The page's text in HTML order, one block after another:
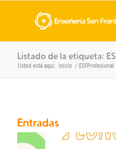
Listado de la etiqueta:
Usted está aquí: Inicio / ESFProfesional
Entradas